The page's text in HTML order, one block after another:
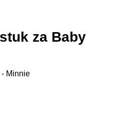
za Baby